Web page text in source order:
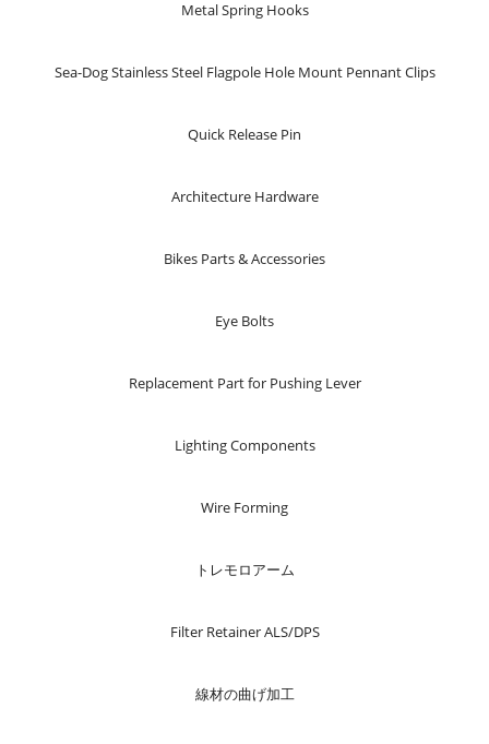
Metal Spring Hooks
Sea-Dog Stainless Steel Flagpole Hole Mount Pennant Clips
Quick Release Pin
Architecture Hardware
Bikes Parts & Accessories
Eye Bolts
Replacement Part for Pushing Lever
Lighting Components
Wire Forming
トレモロアーム
Filter Retainer ALS/DPS
線材の曲げ加工